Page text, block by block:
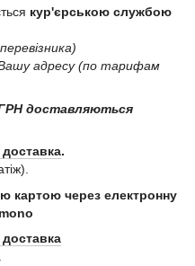
кур'єрською службою
адресу (по тарифам
ГРН доставляються
доставка.
картою через електронну
доставка